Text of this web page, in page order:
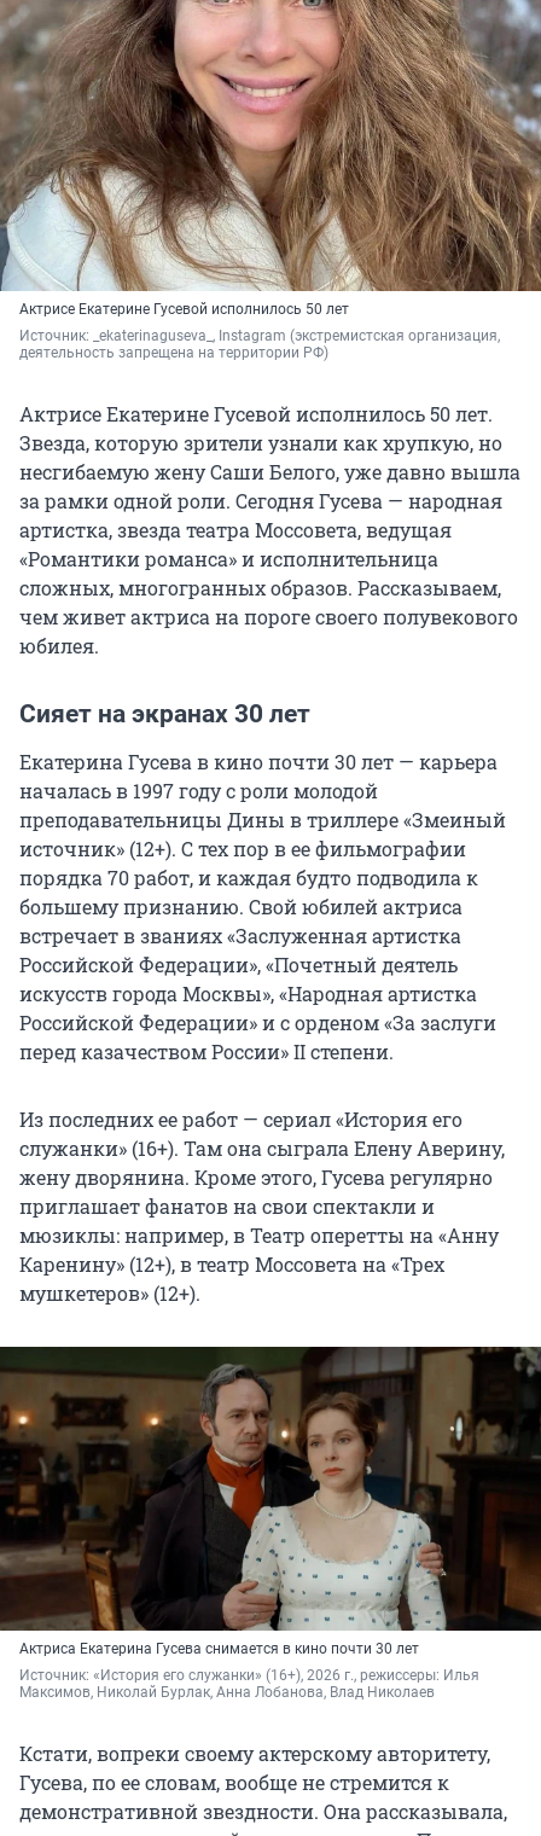
Актрисе Екатерине Гусевой исполнилось 50 лет
Источник:
_ekaterinaguseva_, Instagram (экстремистская организация,
деятельность запрещена на территории РФ)
Актрисе Екатерине Гусевой исполнилось 50 лет.
Звезда, которую зрители узнали как хрупкую, но
несгибаемую жену Саши Белого, уже давно вышла
за рамки одной роли. Сегодня Гусева — народная
артистка, звезда театра Моссовета, ведущая
«Романтики романса» и исполнительница
сложных, многогранных образов. Рассказываем,
чем живет актриса на пороге своего полувекового
юбилея.
Сияет на экранах 30 лет
Екатерина Гусева в кино почти 30 лет — карьера
началась в 1997 году с роли молодой
преподавательницы Дины в триллере «Змеиный
источник» (12+). С тех пор в ее фильмографии
порядка 70 работ, и каждая будто подводила к
большему признанию. Свой юбилей актриса
встречает в званиях «Заслуженная артистка
Российской Федерации», «Почетный деятель
искусств города Москвы», «Народная артистка
Российской Федерации» и с орденом «За заслуги
перед казачеством России» II степени.
Из последних ее работ — сериал «История его
служанки» (16+). Там она сыграла Елену Аверину,
жену дворянина. Кроме этого, Гусева регулярно
приглашает фанатов на свои спектакли и
мюзиклы: например, в Театр оперетты на «Анну
Каренину» (12+), в театр Моссовета на «Трех
мушкетеров» (12+).
Актриса Екатерина Гусева снимается в кино почти 30 лет
Источник: «История его служанки» (16+), 2026 г., режиссеры: Илья
Максимов, Николай Бурлак, Анна Лобанова, Влад Николаев
Кстати, вопреки своему актерскому авторитету,
Гусева, по ее словам, вообще не стремится к
демонстративной звездности. Она рассказывала,